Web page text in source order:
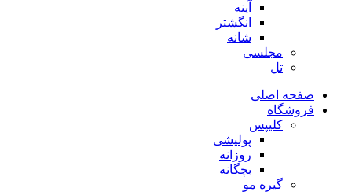
آینه
انگشتر
شانه
مجلسی
تل
صفحه اصلی
فروشگاه
کلیپس
پولیشی
روزانه
بچگانه
گیره مو